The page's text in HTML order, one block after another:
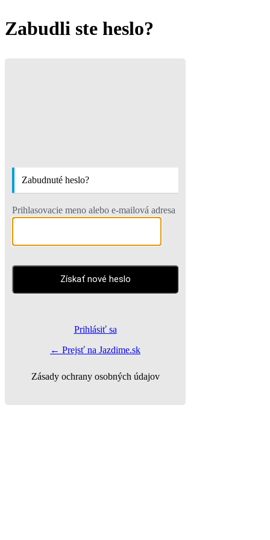
Zabudli ste heslo?
Zabudnuté heslo?
Prihlasovacie meno alebo e-mailová adresa
Prihlásiť sa
← Prejsť na Jazdime.sk
Zásady ochrany osobných údajov